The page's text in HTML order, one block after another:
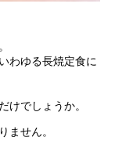
わゆる長焼定食に
けでしょうか。
ません。